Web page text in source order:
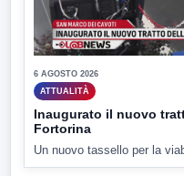
6 AGOSTO 2026
ATTUALITÀ
Inaugurato il nuovo
Fortorina
Un nuovo tassello per la